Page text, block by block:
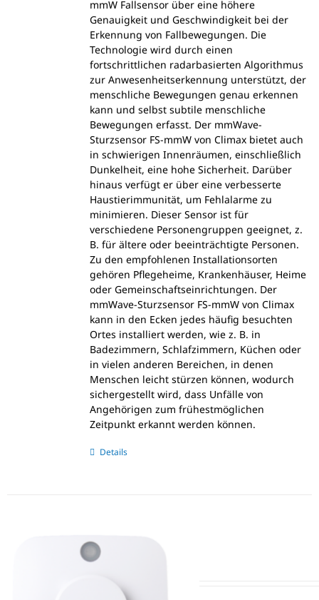
mmW Fallsensor über eine höhere
Genauigkeit und Geschwindigkeit bei der
Erkennung von Fallbewegungen. Die
Technologie wird durch einen
fortschrittlichen radarbasierten Algorithmus
zur Anwesenheitserkennung unterstützt, der
menschliche Bewegungen genau erkennen
kann und selbst subtile menschliche
Bewegungen erfasst. Der mmWave-
Sturzsensor FS-mmW von Climax bietet auch
in schwierigen Innenräumen, einschließlich
Dunkelheit, eine hohe Sicherheit. Darüber
hinaus verfügt er über eine verbesserte
Haustierimmunität, um Fehlalarme zu
minimieren. Dieser Sensor ist für
verschiedene Personengruppen geeignet, z.
B. für ältere oder beeinträchtigte Personen.
Zu den empfohlenen Installationsorten
gehören Pflegeheime, Krankenhäuser, Heime
oder Gemeinschaftseinrichtungen. Der
mmWave-Sturzsensor FS-mmW von Climax
kann in den Ecken jedes häufig besuchten
Ortes installiert werden, wie z. B. in
Badezimmern, Schlafzimmern, Küchen oder
in vielen anderen Bereichen, in denen
Menschen leicht stürzen können, wodurch
sichergestellt wird, dass Unfälle von
Angehörigen zum frühestmöglichen
Zeitpunkt erkannt werden können.
Details